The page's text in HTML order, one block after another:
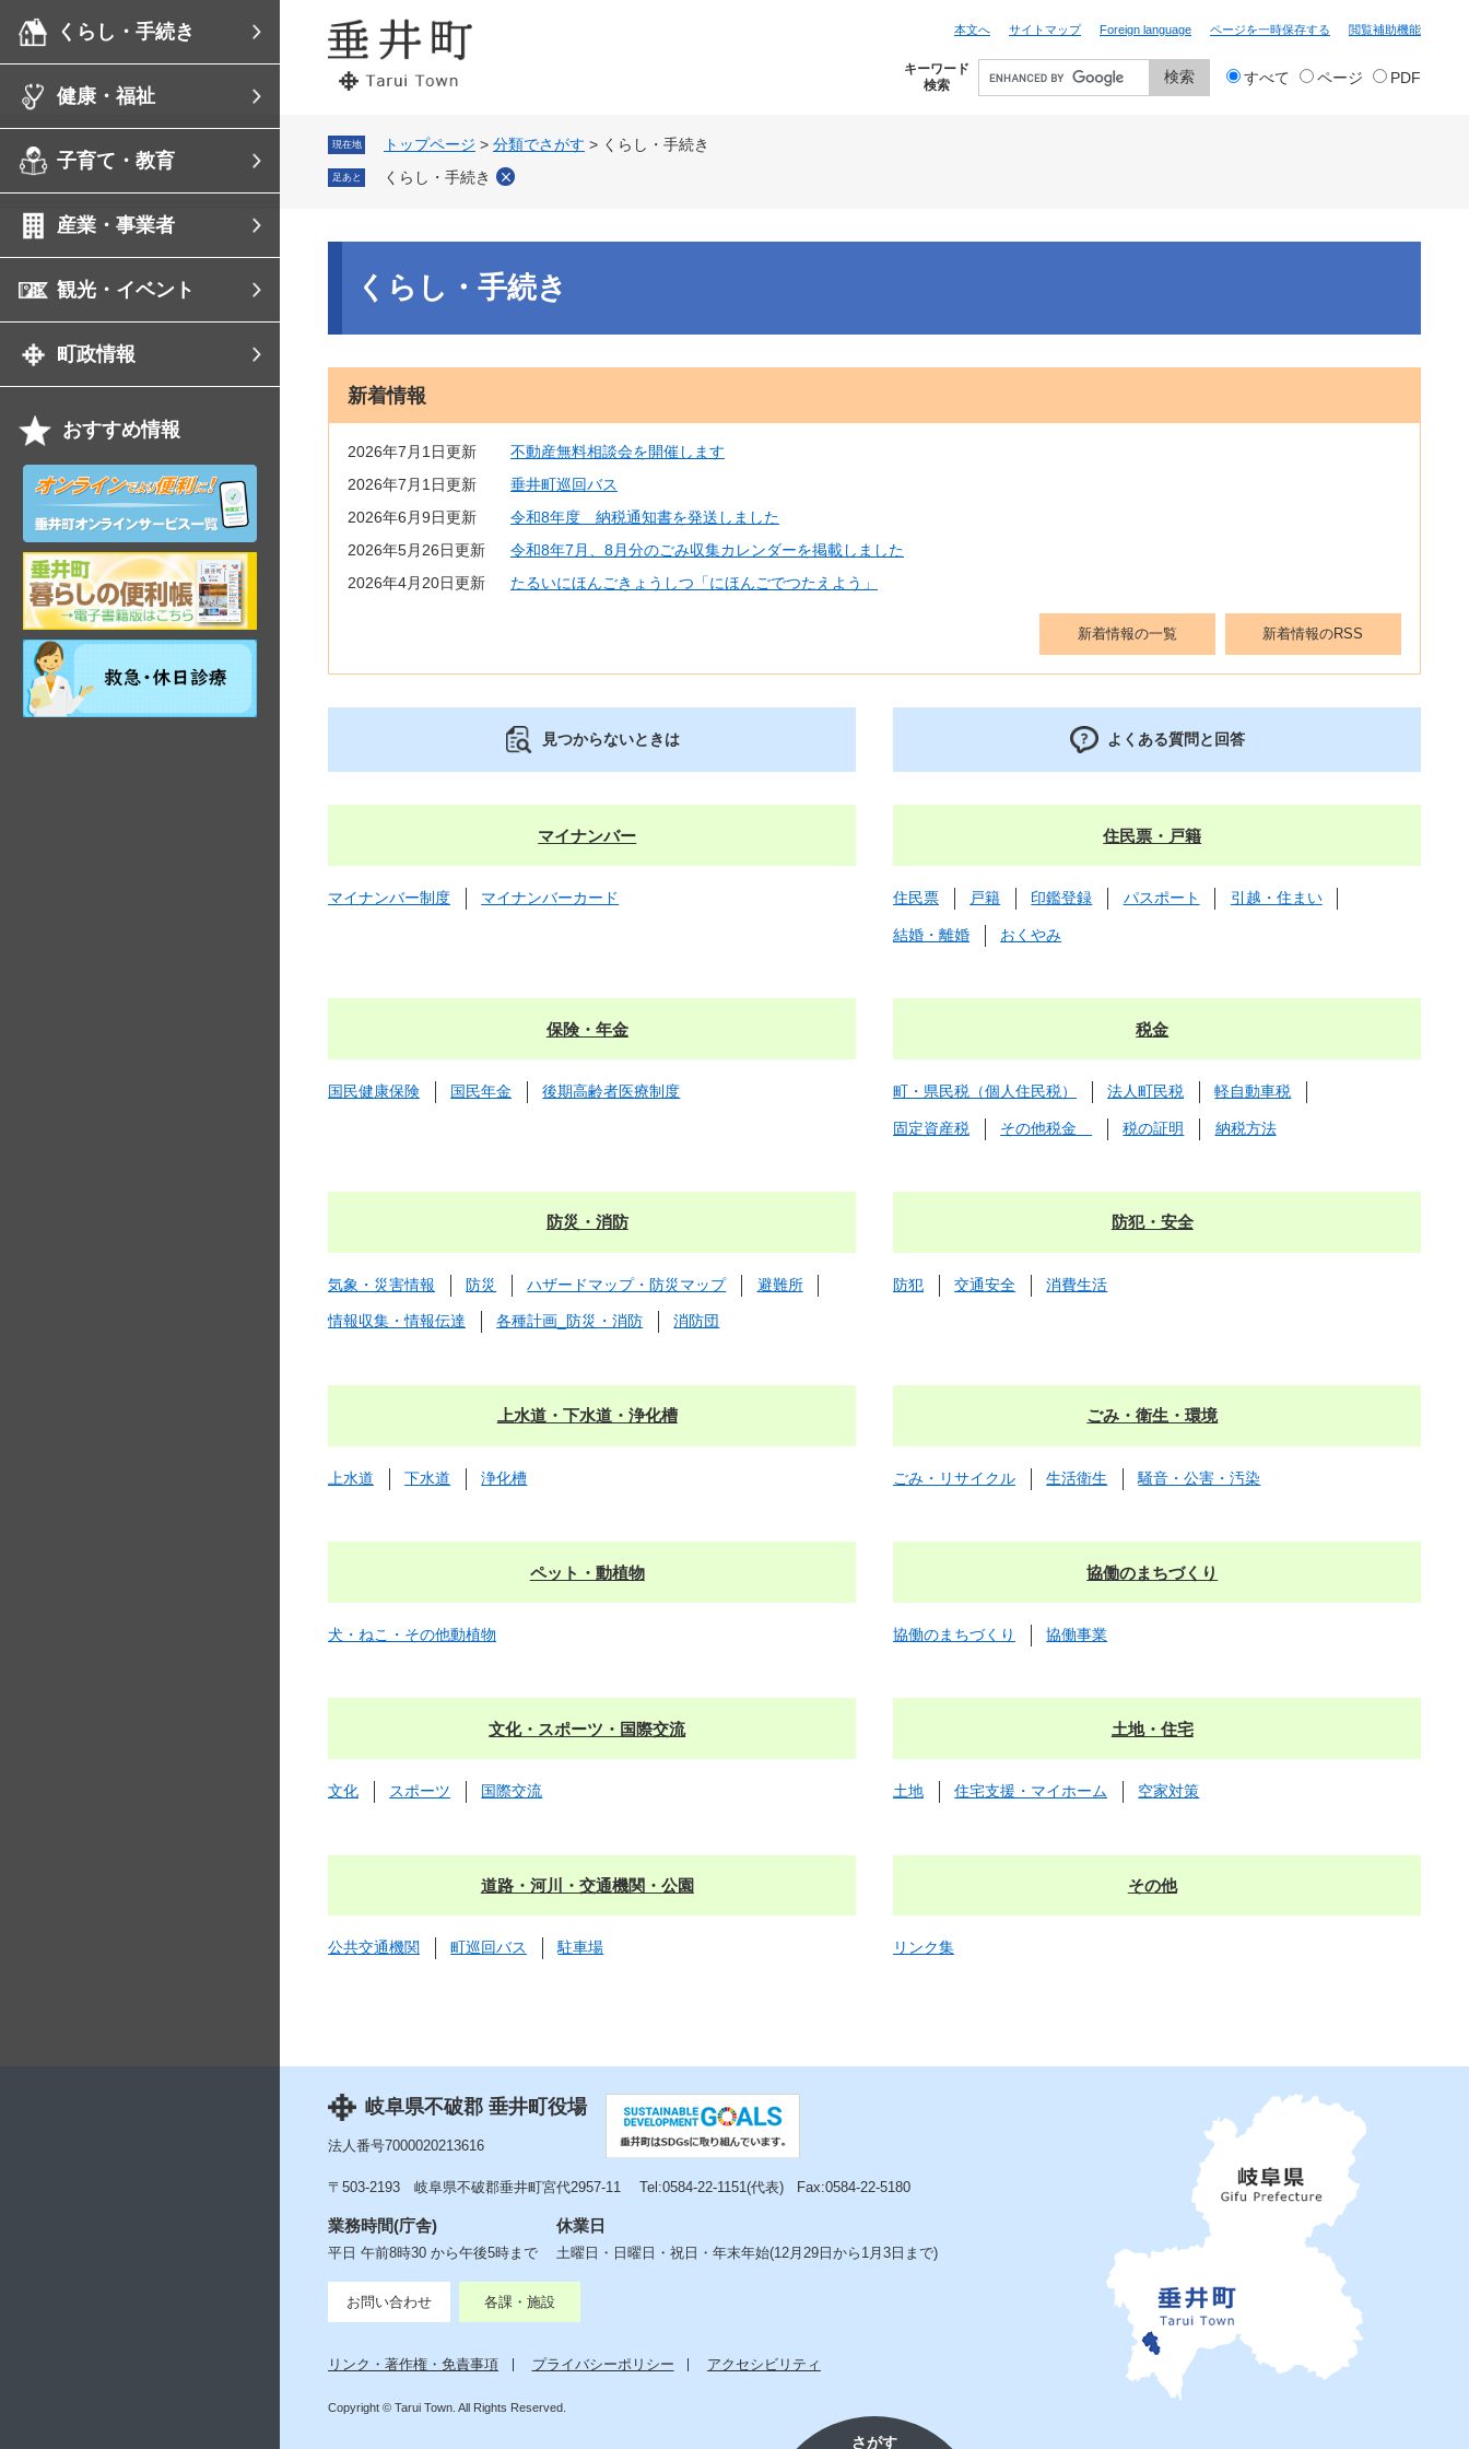
す。
本文へ サイトマップ Foreign language ページを一時保存する 閲覧補助機能
くらし・手続き
健康・福祉
子育て・教育
産業・事業者
観光・イベント
町政情報
おすすめ情報
ン
ラ
イ
ン
サ
ー
ビ
ス
岐
阜
県
垂
井
町
観
光
祝
日・
年
末
キーワード
検索
検 すべて ページ PDF
さがす
現在地 トップページ > 分類でさがす > くらし・手続き
足あと くらし・手続き
くらし・手続き
新着情報
2026年7月1日更新
不動産無料相談会を開催します
2026年7月1日更新
垂井町巡回バス
2026年6月9日更新
令和8年度 納税通知書を発送しました
2026年5月26日更新
令和8年7月、8月分のごみ収集カレンダーを掲載しました
2026年4月20日更新
たるいにほんごきょうしつ「にほんごでつたえよう」
新着情報の一覧 新着情報のRSS
見つからないときは よくある質問と回答
マイナンバー
マイナンバー制度 マイナンバーカード
住民票・戸籍
住民票 戸籍 印鑑登録 パスポート 引越・住まい
結婚・離婚 おくやみ
保険・年金
国民健康保険 国民年金 後期高齢者医療制度
税金
町・県民税（個人住民税） 法人町民税 軽自動車税
固定資産税 その他税金 税の証明 納税方法
防災・消防
気象・災害情報 防災 ハザードマップ・防災マップ 避難所
情報収集・情報伝達 各種計画_防災・消防 消防団
防犯・安全
防犯 交通安全 消費生活
上水道・下水道・浄化槽
上水道 下水道 浄化槽
ごみ・衛生・環境
ごみ・リサイクル 生活衛生 騒音・公害・汚染
ペット・動植物
犬・ねこ・その他動植物
協働のまちづくり
協働のまちづくり 協働事業
文化・スポーツ・国際交流
文化 スポーツ 国際交流
土地・住宅
土地 住宅支援・マイホーム 空家対策
道路・河川・交通機関・公園
公共交通機関 町巡回バス 駐車場
その他
リンク集
岐阜県不破郡 垂井町役場
法人番号7000020213616
〒503-2193 岐阜県不破郡垂井町宮代2957-11 Tel:0584-22-1151(代表) Fax:0584-22-5180
業務時間(庁舎)
平日 午前8時30 から午後5時まで
休業日
土曜日・日曜日・祝日・年末年始(12月29日から1月3日まで)
お問い合わせ 各課・施設
リンク・著作権・免責事項 プライバシーポリシー アクセシビリティ
Copyright © Tarui Town. All Rights Reserved.